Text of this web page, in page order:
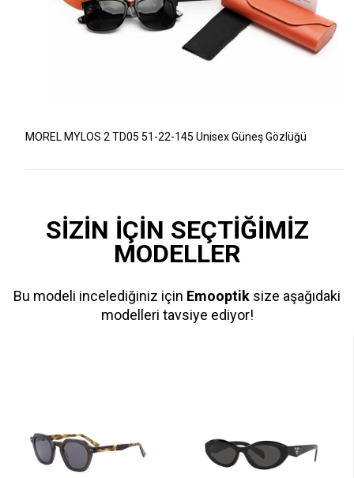
MOREL MYLOS 2 TD05 51-22-145 Unisex Güneş Gözlüğü
SİZİN İÇİN SEÇTİĞİMİZ
MODELLER
Bu modeli incelediğiniz için Emooptik size aşağıdaki
modelleri tavsiye ediyor!